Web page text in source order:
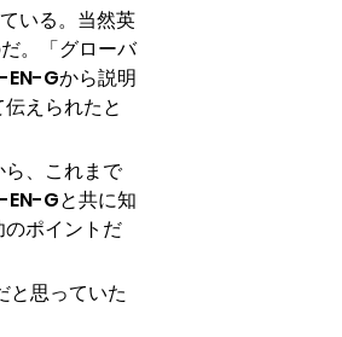
いる。当然英
。「グローバ
EN-Gから説明
えられたと
、これまで
EN-Gと共に知
ポイントだ
と思っていた